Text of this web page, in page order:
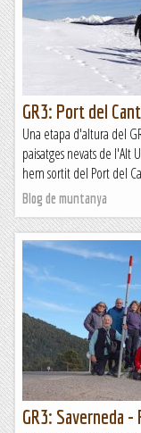
GR3: Port del
Una etapa d'altura del
paisatges nevats de l'Alt
hem sortit del Port del
Blog de muntanya
GR3: Saverneda